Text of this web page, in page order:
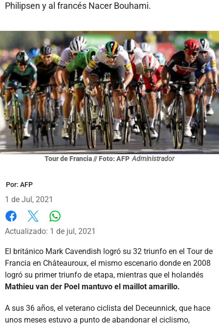
Philipsen y al francés Nacer Bouhami.
Tour de Francia // Foto: AFP Administrador
Por: AFP
1 de Jul, 2021
Facebook
X
Actualizado: 1 de jul, 2021
El británico Mark Cavendish logró su 32 triunfo en el Tour de
Francia en Châteauroux, el mismo escenario donde en 2008
logró su primer triunfo de etapa, mientras que el holandés
Mathieu van der Poel mantuvo el maillot amarillo.
A sus 36 años, el veterano ciclista del Deceunnick, que hace
unos meses estuvo a punto de abandonar el ciclismo,